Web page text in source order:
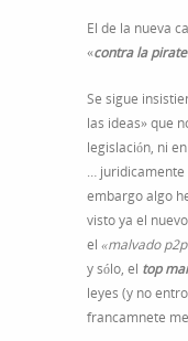
El de la nueva
«contra la
Se sigue
las ideas» que
legislación, ni
… juridicamente
embargo algo
visto ya el
el «malvado
y sólo, el top
leyes (y no
francamnete